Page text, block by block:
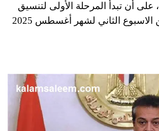
الحكومية 2025 ، على أن تبدأ المرحلة الأولى لتنسيق
الكليات بداية من الاسبوع الثاني لشهر أغسطس 2025